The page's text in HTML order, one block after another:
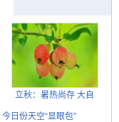
立秋：暑热尚存 大自
今日份天空“显眼包”